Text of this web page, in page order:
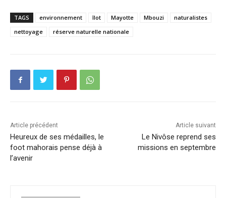
TAGS environnement îlot Mayotte Mbouzi
naturalistes
nettoyage
réserve naturelle nationale
Article précédent
Heureux de ses médailles, le
foot mahorais pense déjà à
l’avenir
Article suivant
Le Nivôse reprend ses
missions en septembre